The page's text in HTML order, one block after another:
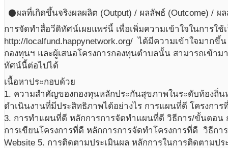
circleผลที่เกิดขึ้นจริงผลผลิต (Output) / ผลลัพธ์ (Outcome) /
การจัดทำสื่อวีดิทัศน์เผยแพร่นี้ เพื่อเพิ่มความเข้าใจในการใ
http://localfund.happynetwork.org/ ได้มีความเข้าใจมากขึ้
กองทุนฯ และผู้เสนอโครงการกองทุนตำบลนั้น สามารถเข้าม
ทัศน์นี้ต่อไปได้
เนื้อหาประกอบด้วย
1. ความสำคัญของกองทุนหลักประกันสุขภาพในระดับท้องถิ่น
ดำเนินงานที่มีประสิทธิภาพได้อย่างไร การแผนที่ดี โครงกา
3. การทำแผนที่ดี หลักการการจัดทำแผนที่ดี วิธีการ/ขั้นตอน
การเขียนโครงการที่ดี หลักการการจัดทำโครงการที่ดี วิธีก
Website 5. การติดตามประเมินผล หลักการในการติดตามป